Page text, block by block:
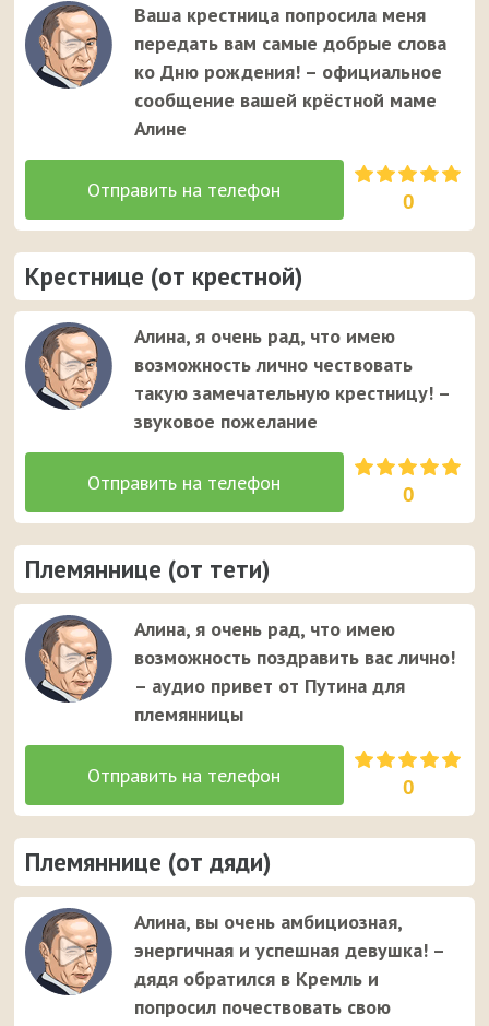
Ваша крестница попросила меня
передать вам самые добрые слова
ко Дню рождения! – официальное
сообщение вашей крёстной маме
Алине
0
Крестнице (от крестной)
Алина, я очень рад, что имею
возможность лично чествовать
такую замечательную крестницу! –
звуковое пожелание
0
Племяннице (от тети)
Алина, я очень рад, что имею
возможность поздравить вас лично!
– аудио привет от Путина для
племянницы
0
Племяннице (от дяди)
Алина, вы очень амбициозная,
энергичная и успешная девушка! –
дядя обратился в Кремль и
попросил почествовать свою